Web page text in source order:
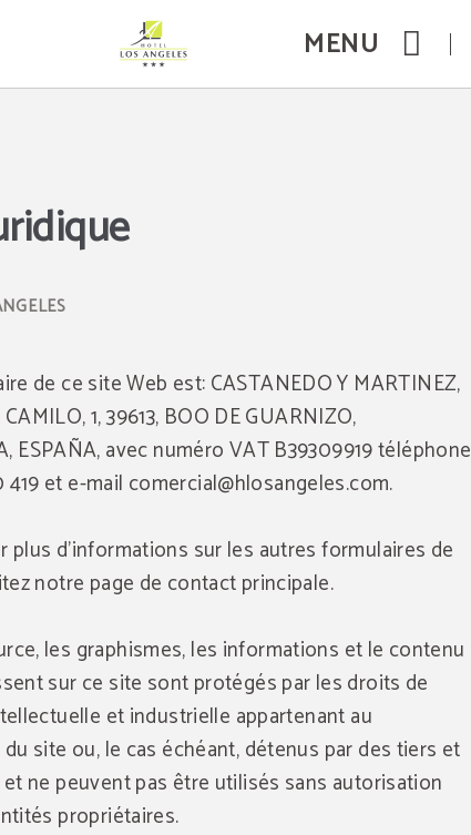
MENU
de ce site Web est: CASTANEDO Y MARTINEZ,
1, 39613, BOO DE GUARNIZO,
ESPAÑA, avec numéro VAT B39309919 téléphone
419 et e-mail comercial@hlosangeles.com.
plus d'informations sur les autres formulaires de
notre page de contact principale.
les graphismes, les informations et le contenu
sur ce site sont protégés par les droits de
et industrielle appartenant au
site ou, le cas échéant, détenus par des tiers et
ne peuvent pas être utilisés sans autorisation
propriétaires.